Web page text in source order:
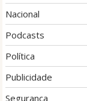
Nacional
Podcasts
Política
Publicidade
Segurança